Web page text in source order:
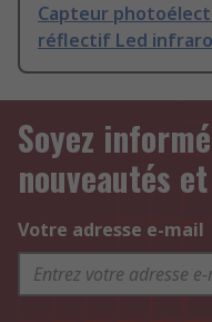
Capteur
réflectif Led
Soyez
nouveautés
Votre adresse e-mail